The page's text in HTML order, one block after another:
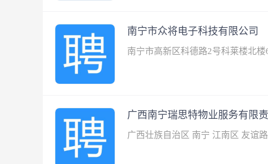
南宁市众将电子科技有限公司
南宁市高新区科德路2号科莱楼北楼
广西南宁瑞思特物业服务有限
广西壮族自治区 南宁 江南区 友谊